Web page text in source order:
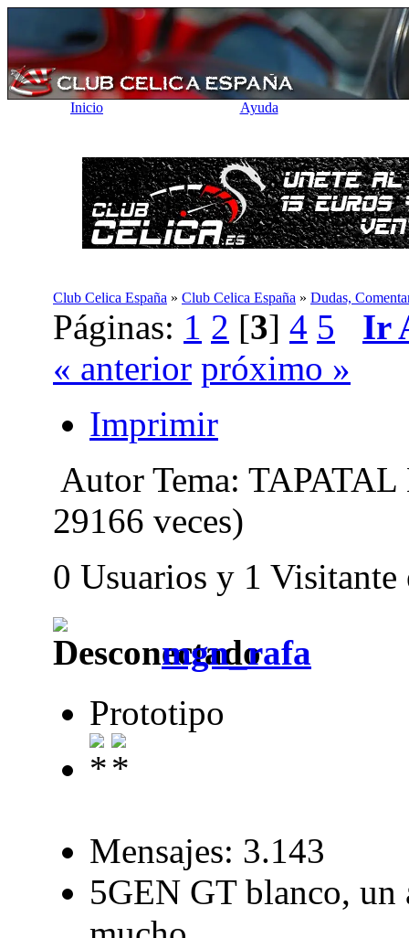
Inicio Ayuda
Club Celica España » Club Celica España » Dudas,
Páginas: 1 2 [3] 4 5
Ir
« anterior próximo »
Imprimir
Autor Tema:
29166 veces)
0 Usuarios y 1 Visitante
mgn_rafa
Prototipo
Mensajes: 3.143
5GEN GT blanco, un